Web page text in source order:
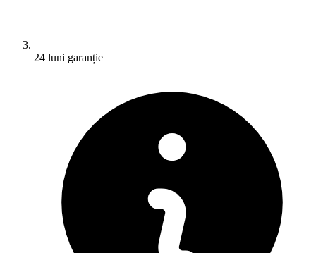
24 luni garanție